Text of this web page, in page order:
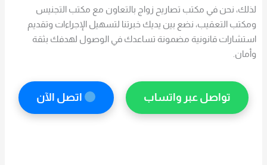
لذلك، نحن في مكتب تصاريح زواج بالتعاون مع مكتب التجنيس
ومكتب التعقيب، نضع بين يديك خبرتنا لتسهيل الإجراءات وتقديم
استشارات قانونية مضمونة تساعدك في الوصول لهدفك بثقة
وأمان.
تواصل عبر واتساب اتصل الآن